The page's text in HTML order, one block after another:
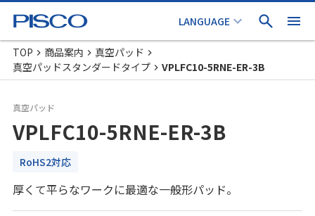
TOP 商品案内
真空パッド
真空パッドスタンダードタイプ
VPLFC10-5RNE-ER-3B
真空パッド
VPLFC10-5RNE-ER-3B
RoHS2対応
厚くて平らなワークに最適な一般形パッド。